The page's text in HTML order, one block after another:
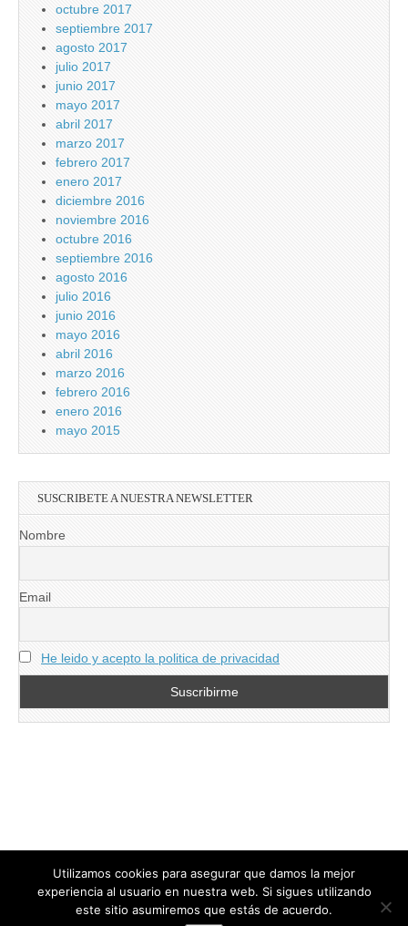
octubre 2017
septiembre 2017
agosto 2017
julio 2017
junio 2017
mayo 2017
abril 2017
marzo 2017
febrero 2017
enero 2017
diciembre 2016
noviembre 2016
octubre 2016
septiembre 2016
agosto 2016
julio 2016
junio 2016
mayo 2016
abril 2016
marzo 2016
febrero 2016
enero 2016
mayo 2015
SUSCRIBETE A NUESTRA NEWSLETTER
Nombre
Email
He leido y acepto la politica de privacidad
Utilizamos cookies para asegurar que damos la mejor
experiencia al usuario en nuestra web. Si sigues utilizando
este sitio asumiremos que estás de acuerdo.